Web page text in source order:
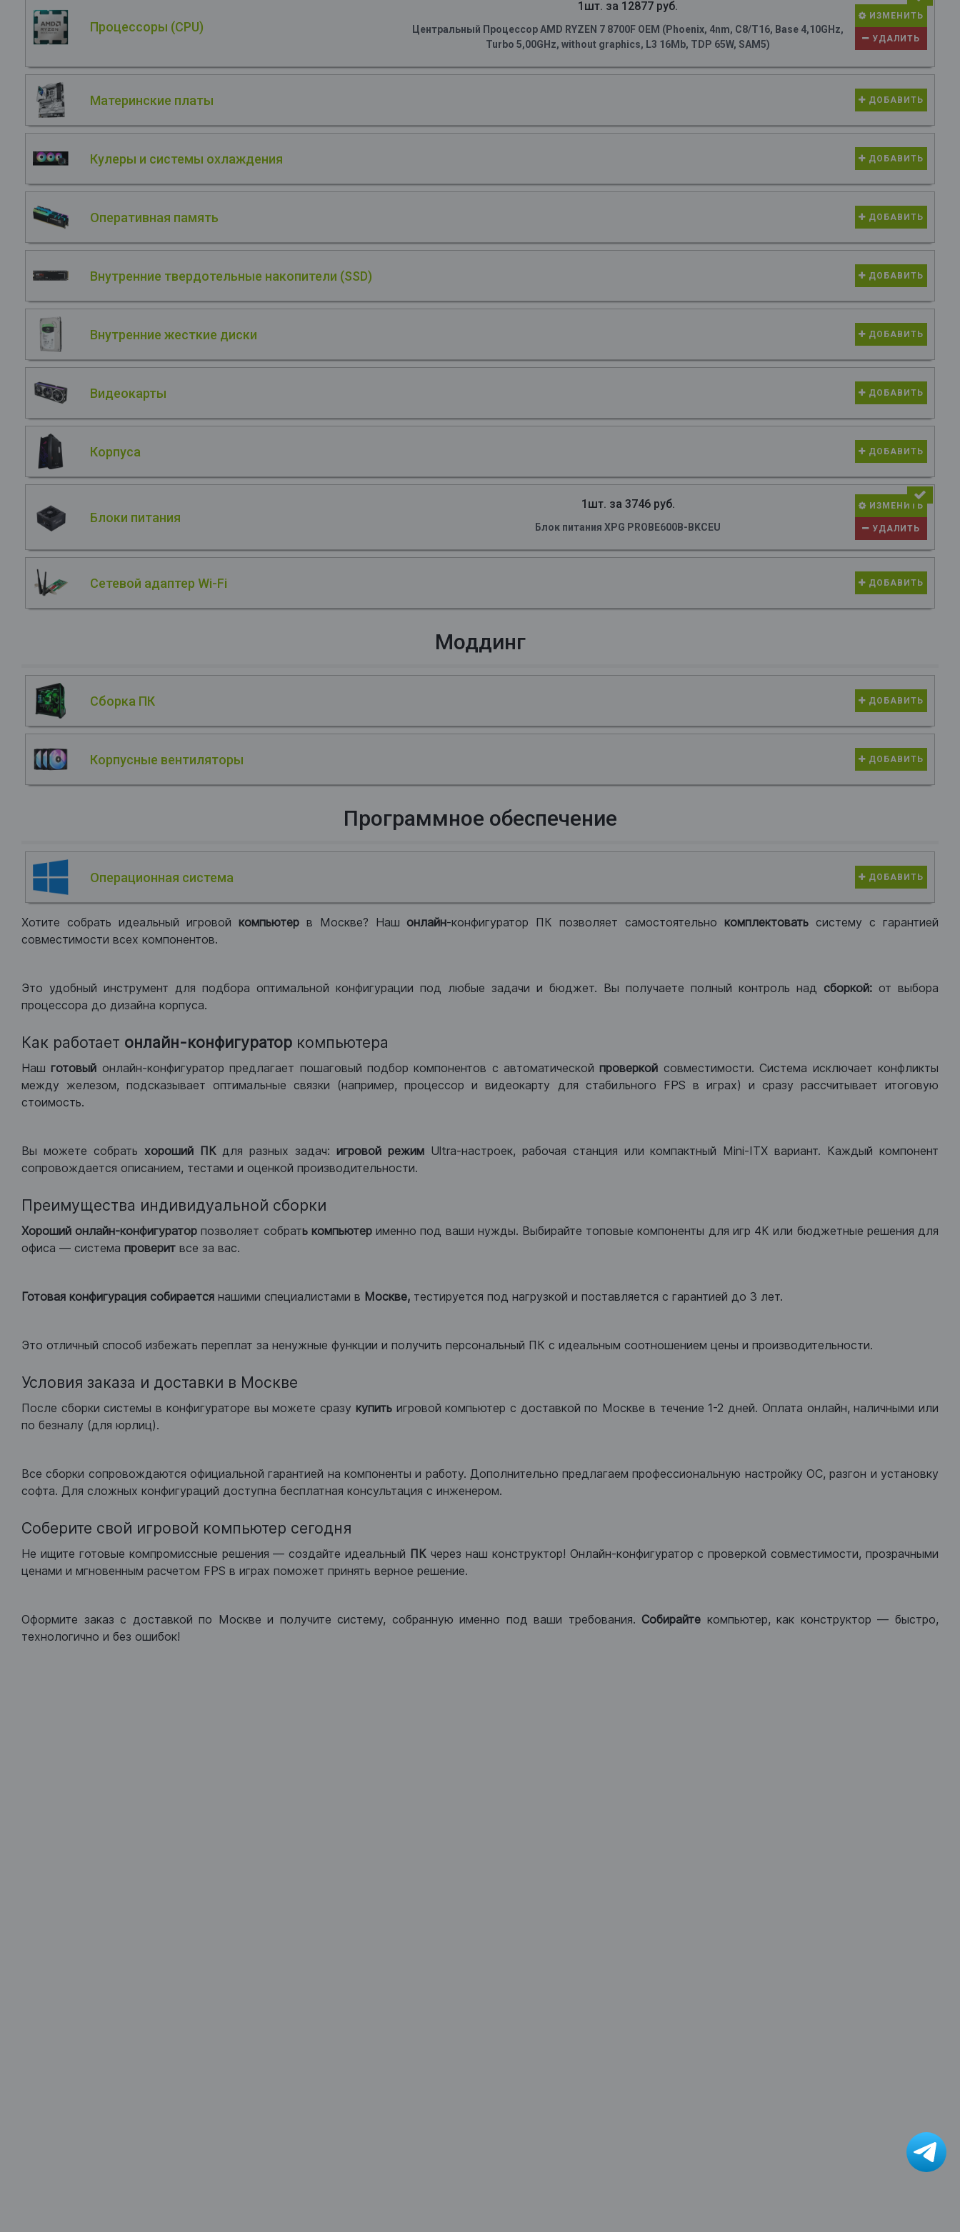
Процессоры (CPU)
1шт. за 12877 руб.
Центральный Процессор AMD RYZEN 7 8700F OEM (Phoenix, 4nm, C8/T16, Base 4,10GHz,
Turbo 5,00GHz, without graphics, L3 16Mb, TDP 65W, SAM5)
ИЗМЕНИТЬ
УДАЛИТЬ
Материнские платы ДОБАВИТЬ
Кулеры и системы охлаждения ДОБАВИТЬ
Оперативная память ДОБАВИТЬ
Внутренние твердотельные накопители (SSD) ДОБАВИТЬ
Внутренние жесткие диски ДОБАВИТЬ
Видеокарты ДОБАВИТЬ
Корпуса ДОБАВИТЬ
Блоки питания
1шт. за 3746 руб.
Блок питания XPG PROBE600B-BKCEU
ИЗМЕНИТЬ
УДАЛИТЬ
Сетевой адаптер Wi-Fi ДОБАВИТЬ
Моддинг
Сборка ПК ДОБАВИТЬ
Корпусные вентиляторы ДОБАВИТЬ
Программное обеспечение
Операционная система ДОБАВИТЬ
Хотите собрать идеальный игровой компьютер в Москве? Нашонлайн-конфигуратор ПК позволяет самостоятельно комплектоватьсистему с гарантией
совместимости всех компонентов.
Это удобный инструмент для подбора оптимальной конфигурации под любые задачи и бюджет. Вы получаете полный контроль над сборкой: от выбора
процессора до дизайна корпуса.
Как работает онлайн-конфигуратор компьютера
Нашготовый онлайн-конфигуратор предлагает пошаговый подбор компонентов с автоматическойпроверкой совместимости. Система исключает конфликты
между железом, подсказывает оптимальные связки (например, процессор и видеокарту для стабильного FPS в играх) и сразу рассчитывает итоговую
стоимость.
Вы можете собрать хороший ПКдля разных задач:игровой режим Ultra-настроек, рабочая станция или компактный Mini-ITX вариант. Каждый компонент
сопровождается описанием, тестами и оценкой производительности.
Преимущества индивидуальной сборки
Хороший онлайн-конфигуратор позволяет собрать компьютерименно под ваши нужды. Выбирайте топовые компоненты для игр 4К или бюджетные решения для
офиса — система проверит все за вас.
Готовая конфигурация собирается нашими специалистами в Москве, тестируется под нагрузкой и поставляется с гарантией до 3 лет.
Это отличный способ избежать переплат за ненужные функции и получить персональный ПК с идеальным соотношением цены и производительности.
Условия заказа и доставки в Москве
После сборки системы в конфигураторе вы можете сразу купитьигровой компьютер с доставкой по Москве в течение 1-2 дней. Оплата онлайн, наличными или
по безналу (для юрлиц).
Все сборки сопровождаются официальной гарантией на компоненты и работу. Дополнительно предлагаем профессиональную настройку ОС, разгон и установку
софта. Для сложных конфигураций доступна бесплатная консультация с инженером.
Соберите свой игровой компьютер сегодня
Не ищите готовые компромиссные решения — создайте идеальный ПК через наш конструктор! Онлайн-конфигуратор с проверкой совместимости, прозрачными
ценами и мгновенным расчетом FPS в играх поможет принять верное решение.
Оформите заказ с доставкой по Москве и получите систему, собранную именно под ваши требования.Собирайте компьютер, как конструктор — быстро,
технологично и без ошибок!